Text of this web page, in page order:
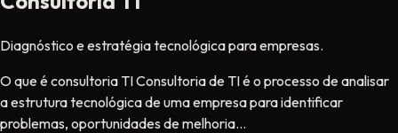
Diagnóstico e estratégia tecnológica para empresas.
O que é consultoria TI Consultoria de TI é o processo de analisar
a estrutura tecnológica de uma empresa para identificar
problemas, oportunidades de melhoria...